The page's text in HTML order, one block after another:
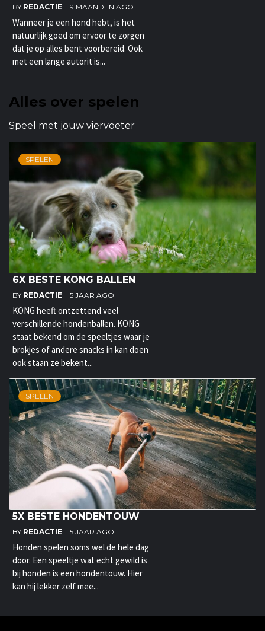
BY REDACTIE 9 MAANDEN AGO
Wanneer je een hond hebt, is het
natuurlijk goed om ervoor te zorgen
dat je op alles bent voorbereid. Ook
met een lange autorit is...
Alles over spelen
Speel met jouw viervoeter
SPELEN
6X BESTE KONG BALLEN
BY REDACTIE 5 JAAR AGO
KONG heeft ontzettend veel
verschillende hondenballen. KONG
staat bekend om de speeltjes waar je
brokjes of andere snacks in kan doen
ook staan ze bekent...
SPELEN
5X BESTE HONDENTOUW
BY REDACTIE 5 JAAR AGO
Honden spelen soms wel de hele dag
door. Een speeltje wat echt gewild is
bij honden is een hondentouw. Hier
kan hij lekker zelf mee...